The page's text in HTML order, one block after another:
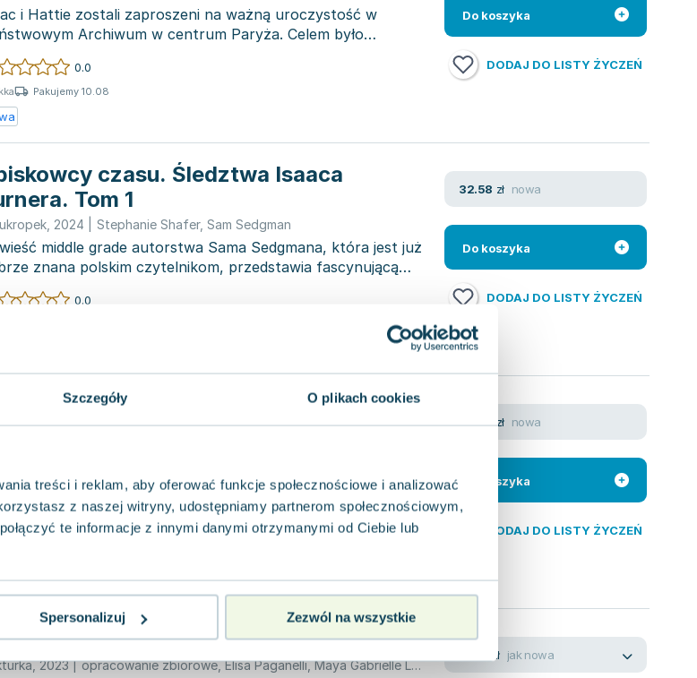
Szczegóły O plikach cookies
treści i reklam, aby oferować funkcje społecznościowe i analizować
z naszej witryny, udostępniamy partnerom społecznościowym,
te informacje z innymi danymi otrzymanymi od Ciebie lub
Spersonalizuj Zezwól na wszystkie
i Hattie zostali zaproszeni na ważną uroczystość w
Archiwum w centrum Paryża. Celem było
Międzynaro...
0.0
Pakujemy 10.08
Do koszyka
DODAJ DO LISTY ŻYCZEŃ
czasu. Śledztwa Isaaca
Tom 1
2024 Stephanie Shafer, Sam Sedgman
middle grade autorstwa Sama Sedgmana, która jest już
znana polskim czytelnikom, przedstawia fascynującą
pe...
0.0
32.58 zł nowa
Do koszyka
DODAJ DO LISTY ŻYCZEŃ
w Kalifornijskiej Komecie.
w pociągu
Beck, zachęcony perspektywą kolejnej niezapomnianej
pociągiem, wsiada na pokład Kalifornijskiej Komety,
0.0
25.89zł nowa
Do koszyka
DODAJ DO LISTY ŻYCZEŃ
w Gwieździe Safari
,2023| opracowanie zbiorowe,Elisa Paganelli,Maya Gabrielle Leonard ,Sam Sedgman
zł jak nowa